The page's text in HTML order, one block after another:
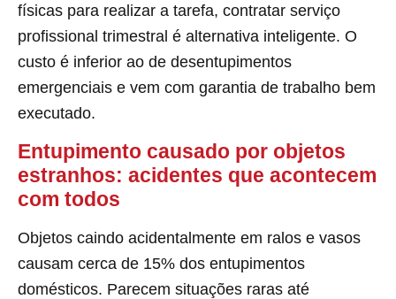
físicas para realizar a tarefa, contratar serviço
profissional trimestral é alternativa inteligente. O
custo é inferior ao de desentupimentos
emergenciais e vem com garantia de trabalho bem
executado.
Entupimento causado por objetos
estranhos: acidentes que acontecem
com todos
Objetos caindo acidentalmente em ralos e vasos
causam cerca de 15% dos entupimentos
domésticos. Parecem situações raras até